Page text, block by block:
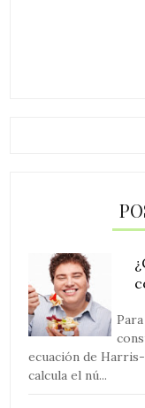
ecuación de
calcula el nú...